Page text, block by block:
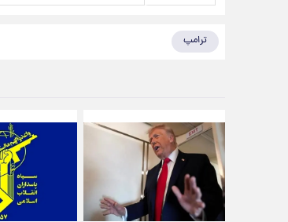
ترامپ